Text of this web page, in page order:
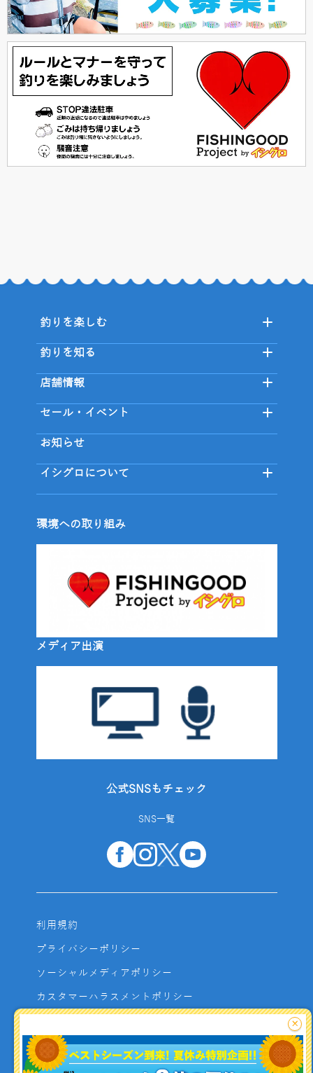
釣りを楽しむ
釣りを知る
店舗情報
セール・イベント
お知らせ
イシグロについて
環境への取り組み
メディア出演
公式SNSもチェック
SNS一覧
利用規約
プライバシーポリシー
ソーシャルメディアポリシー
カスタマーハラスメントポリシー
よくあるご質問
お問い合わせ
×